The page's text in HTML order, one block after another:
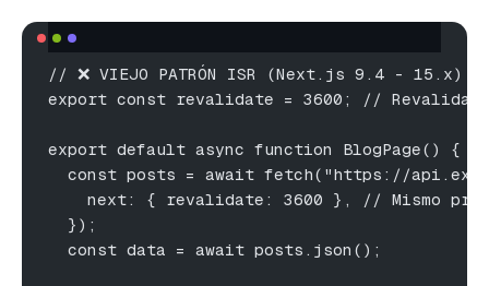
// ❌ VIEJO PATRÓN ISR (Next.js 9.4 - 15.x)
export const revalidate = 3600; // Revalidar
export default async function BlogPage() {
const posts = await fetch("https://
next: { revalidate: 3600 }, // Mismo
  });
  const data = await posts.json();